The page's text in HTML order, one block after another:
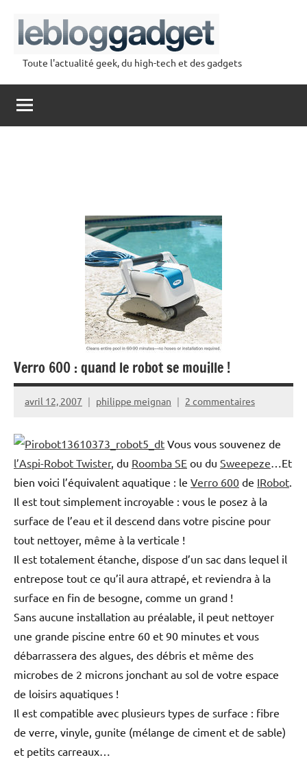
contenu
lebloggadget
Toute l'actualité geek, du high-tech et des gadgets
Verro 600 : quand le robot se mouille !
avril 12, 2007 philippe meignan 2 commentaires
Vous vous souvenez de
l’Aspi-Robot Twister, du Roomba SE ou du Sweepeze …Et
bien voici l’équivalent aquatique : le Verro 600 de IRobot
Il est tout simplement incroyable : vous le posez à la
surface de l’eau et il descend dans votre piscine pour
tout nettoyer, même à la verticale !
Il est totalement étanche, dispose d’un sac dans lequel il
entrepose tout ce qu’il aura attrapé, et reviendra à la
surface en fin de besogne, comme un grand !
Sans aucune installation au préalable, il peut nettoyer
une grande piscine entre 60 et 90 minutes et vous
débarrassera des algues, des débris et même des
microbes de 2 microns jonchant au sol de votre espace
de loisirs aquatiques !
Il est compatible avec plusieurs types de surface : fibre
de verre, vinyle, gunite (mélange de ciment et de sable)
et petits carreaux…